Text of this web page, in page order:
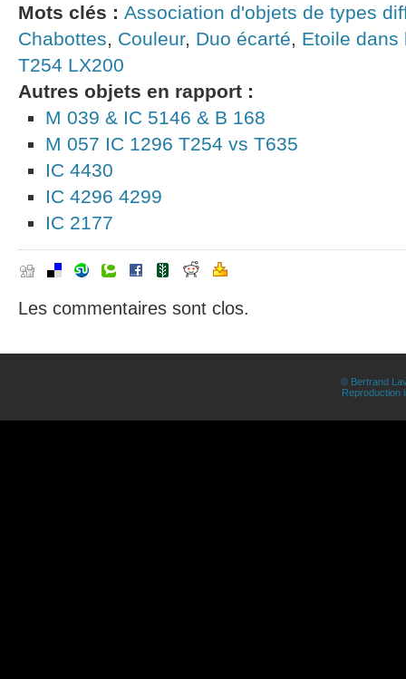
Mots clés : Association d'objets de types
Chabottes, Couleur, Duo écarté, Etoile dans
T254 LX200
Autres objets en rapport :
M 039 & IC 5146 & B 168
M 057 IC 1296 T254 vs T635
IC 4430
IC 4296 4299
IC 2177
Les commentaires sont clos.
© Bertrand
Reproduction